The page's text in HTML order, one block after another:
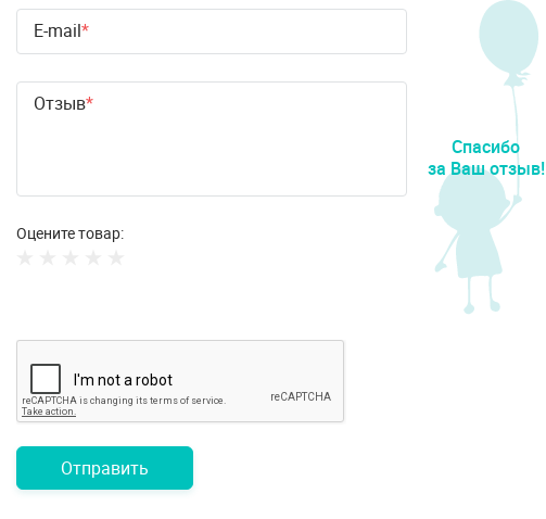
E-mail
Отзыв
Оцените товар:
Отправить
Спасибо
за Ваш отзыв!